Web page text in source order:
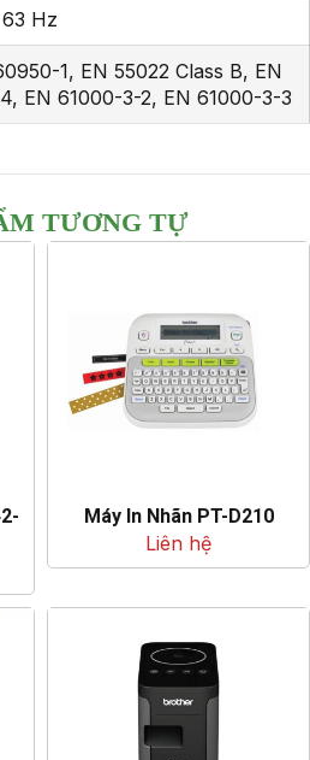
Hz
1, EN 55022 Class B, EN
EN 61000-3-2, EN 61000-3-3
TƯƠNG TỰ
Máy In Nhãn PT-D210
Liên hệ